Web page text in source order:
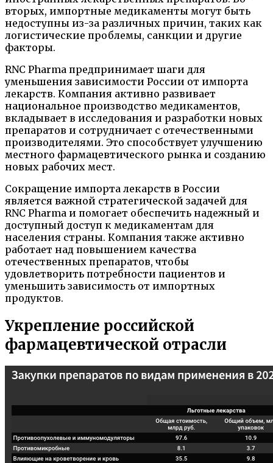
вторых, импортные медикаменты могут быть
недоступны из-за различных причин, таких как
логистические проблемы, санкции и другие
факторы.
RNC Pharma предпринимает шаги для
уменьшения зависимости России от импорта
лекарств. Компания активно развивает
национальное производство медикаментов,
вкладывает в исследования и разработки новых
препаратов и сотрудничает с отечественными
производителями. Это способствует улучшению
местного фармацевтического рынка и созданию
новых рабочих мест.
Сокращение импорта лекарств в России
является важной стратегической задачей для
RNC Pharma и помогает обеспечить надежный и
доступный доступ к медикаментам для
населения страны. Компания также активно
работает над повышением качества
отечественных препаратов, чтобы
удовлетворить потребности пациентов и
уменьшить зависимость от импортных
продуктов.
Укрепление российской
фармацевтической отрасли